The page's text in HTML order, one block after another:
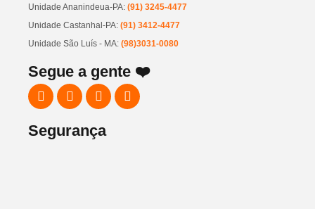
Unidade Ananindeua-PA: (91) 3245-4477
Unidade Castanhal-PA: (91) 3412-4477
Unidade São Luís - MA: (98)3031-0080
Segue a gente ❤️
Segurança